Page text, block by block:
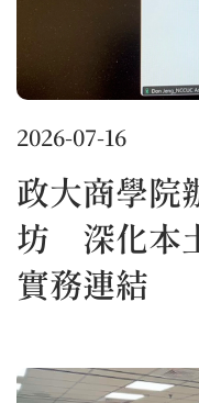
2026-07-16
政大商學院
坊 深化本
實務連結